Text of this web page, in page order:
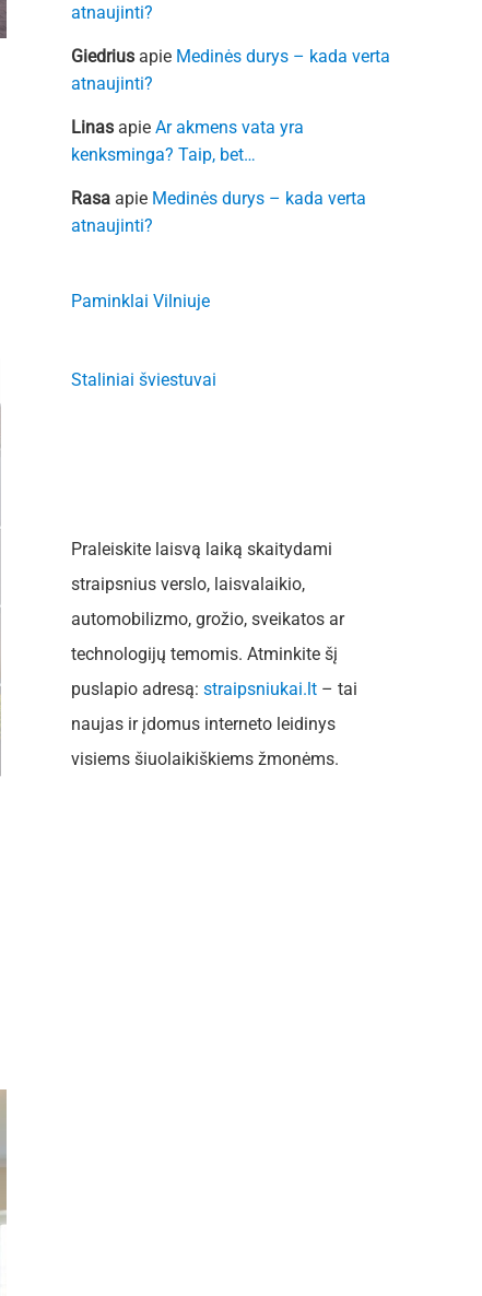
atnaujinti?
Giedriusapie Medinės durys – kada verta
atnaujinti?
Linasapie Ar akmens vata yra
kenksminga? Taip, bet…
Rasaapie Medinės durys – kada verta
atnaujinti?
Paminklai Vilniuje
Staliniai šviestuvai
Praleiskite laisvą laiką skaitydami
straipsnius verslo, laisvalaikio,
automobilizmo, grožio, sveikatos ar
technologijų temomis. Atminkite šį
puslapio adresą: straipsniukai.lt– tai
naujas ir įdomus interneto leidinys
visiems šiuolaikiškiems žmonėms.